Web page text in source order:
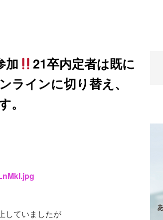
加
21卒内定者は既に
ラインに切り替え、
。
していましたが